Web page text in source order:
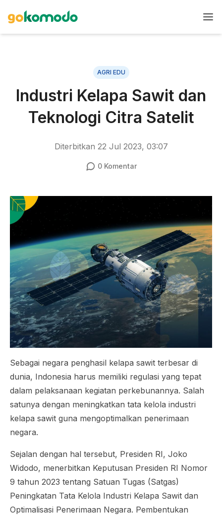
AGRI EDU
Industri Kelapa Sawit dan
Teknologi Citra Satelit
Diterbitkan 22 Jul 2023, 03:07
0Komentar
Sebagai negara penghasil kelapa sawit terbesar di
dunia, Indonesia harus memiliki regulasi yang tepat
dalam pelaksanaan kegiatan perkebunannya. Salah
satunya dengan meningkatkan tata kelola industri
kelapa sawit guna mengoptimalkan penerimaan
negara.
Sejalan dengan hal tersebut, Presiden RI, Joko
Widodo, menerbitkan Keputusan Presiden RI Nomor
9 tahun 2023 tentang Satuan Tugas (Satgas)
Peningkatan Tata Kelola Industri Kelapa Sawit dan
Optimalisasi Penerimaan Negara. Pembentukan